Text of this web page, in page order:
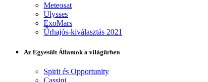
Meteosat
Ulysses
ExoMars
Űrhajós-kiválasztás 2021
Az Egyesült Államok a világűrben
Spirit és Opportunity